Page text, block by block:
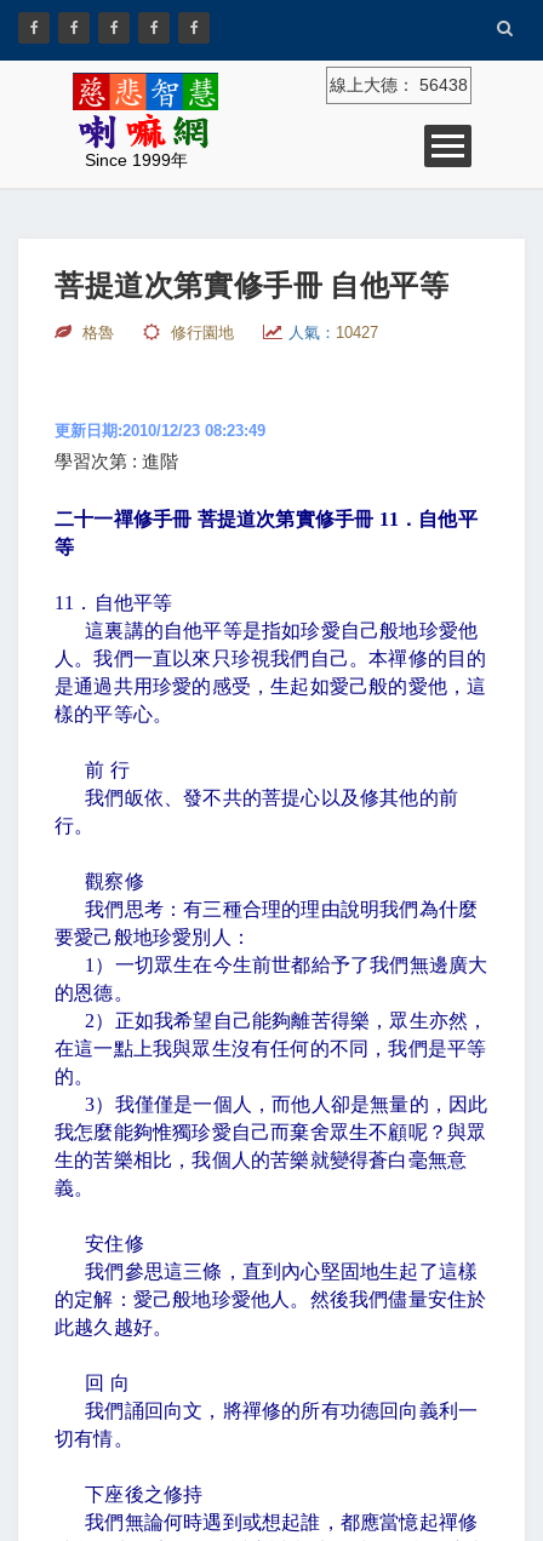
Since 1999年
線上大德： 56438
菩提道次第實修手冊 自他平等
格魯 修行園地 人氣： 10427
更新日期:2010/12/23 08:23:49
學習次第 : 進階
二十一禪修手冊 菩提道次第實修手冊 11 ．自他平
等
11 ．自他平等
這裏講的自他平等是指如珍愛自己般地珍愛他
人。我們一直以來只珍視我們自己。本禪修的目的
是通過共用珍愛的感受，生起如愛己般的愛他，這
樣的平等心。
前 行
我們皈依、發不共的菩提心以及修其他的前
行。
觀察修
我們思考：有三種合理的理由說明我們為什麼
要愛己般地珍愛別人：
1 ）一切眾生在今生前世都給予了我們無邊廣大
的恩德。
2）正如我希望自己能夠離苦得樂，眾生亦然，
在這一點上我與眾生沒有任何的不同，我們是平等
的。
3）我僅僅是一個人，而他人卻是無量的，因此
我怎麼能夠惟獨珍愛自己而棄舍眾生不顧呢？與眾
生的苦樂相比，我個人的苦樂就變得蒼白毫無意
義。
安住修
我們參思這三條，直到內心堅固地生起了這樣
的定解：愛己般地珍愛他人。然後我們儘量安住於
此越久越好。
回 向
我們誦回向文，將禪修的所有功德回向義利一
切有情。
下座後之修持
我們無論何時遇到或想起誰，都應當憶起禪修